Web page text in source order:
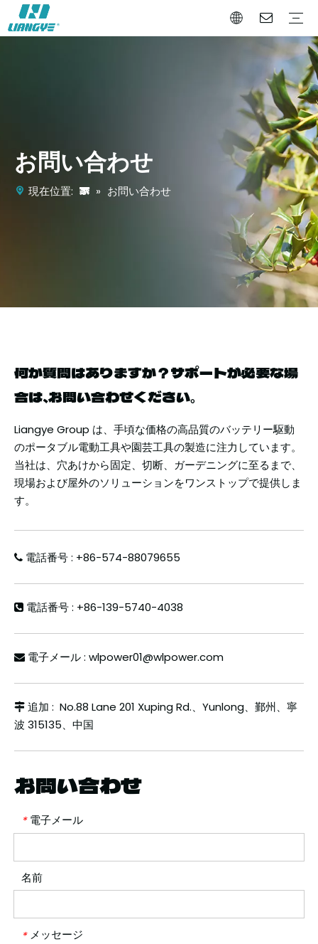
お問い合わせ
現在位置: 家 » お問い合わせ
何か質問はありますか？サポートが必要な場
合は、お問い合わせください。
Liangye Group は、手頃な価格の高品質のバッテリー駆動
のポータブル電動工具や園芸工具の製造に注力しています。
当社は、穴あけから固定、切断、ガーデニングに至るまで、
現場および屋外のソリューションをワンストップで提供しま
す。
 電話番号: +86-574-88079655
 電話番号: +86-139-5740-4038
 電子メール: wlpower01@wlpower.com
 追加 : No.88 Lane 201 Xuping Rd.、Yunlong、鄞州、寧
波 315135、中国
お問い合わせ
* 電子メール
名前
* メッセージ